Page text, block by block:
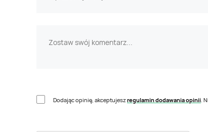
Dodając opinię, akceptujeszregulamin dodawania opinii .